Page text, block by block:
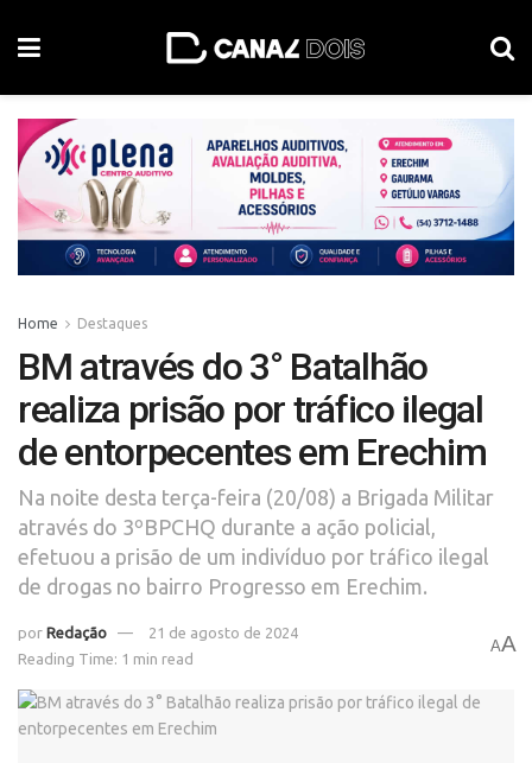
Home Destaques
BM através do 3° Batalhão
realiza prisão por tráfico ilegal
de entorpecentes em Erechim
Na noite desta terça-feira (20/08) a Brigada Militar
através do 3ºBPCHQ durante a ação policial,
efetuou a prisão de um indivíduo por tráfico ilegal
de drogas no bairro Progresso em Erechim.
por Redação
21 de agosto de 2024
Reading Time: 1 min read
AA